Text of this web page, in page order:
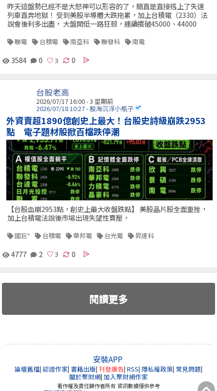
昨天這盤勢已經不是大怒神可以形容的了，簡直是直接搭上了失速
列車直奔地獄！ 受到美股半導體大跌拖累，加上台積電（2330）法
說會後利多出盡， 大盤開低一路狂殺，連續摜破45000、44000
聯電 台積電 南亞科 聯發科 南電
3584 0 0
台股老高
2026/07/17 16:00 - 3 星期前
2026/07/18 10:27 - 股海沉浮小瓶子
外資賣超1890億創史上最大！台股史詩級崩跌2953
點 電子題材股掀百檔跌停潮
【台股血崩2953點，創史上最大收盤跌點】 美股晶片股全面重挫，
加上台積電法說後市場出現失望性賣壓，
國巨* 台積電 華邦電 台光電 昇達科
4777 2 0
閱讀更多
安裝APP
論壇舊檔| 認證作家| 書籍出版| 刊登廣告| RSS| 隱私權政策| 常見問題|
關於聚財網| 加入聚財網作家
著作權及責任歸作者所有 資訊數據僅供參考